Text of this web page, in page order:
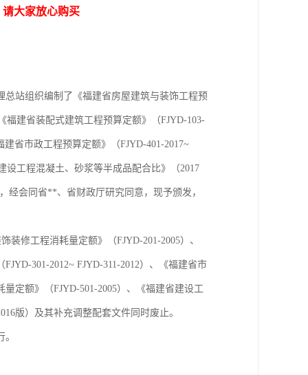
大家放心购买
站组织编制了《福建省房屋建筑与装饰工程预
福建省装配式建筑工程预算定额》（FJYD-103-
省市政工程预算定额》（FJYD-401-2017~
设工程混凝土、砂浆等半成品配合比》（2017
经会同省**、省财政厅研究同意，现予颁发，
装修工程消耗量定额》（FJYD-201-2005）、
301-2012~ FJYD-311-2012）、《福建省市
定额》（FJYD-501-2005）、《福建省建设工
版）及其补充调整配套文件同时废止。